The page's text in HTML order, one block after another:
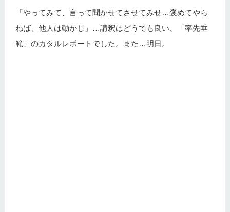
「やってみて、言って聞かせてさせてみせ…褒めてやら
ねば、他人は動かじ」…講釈はどうでも良い、「率先垂
範」のカタルレポートでした。また…明日。